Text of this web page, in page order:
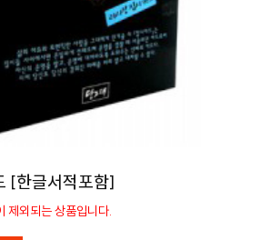
[한글서적포함]
제외되는 상품입니다.